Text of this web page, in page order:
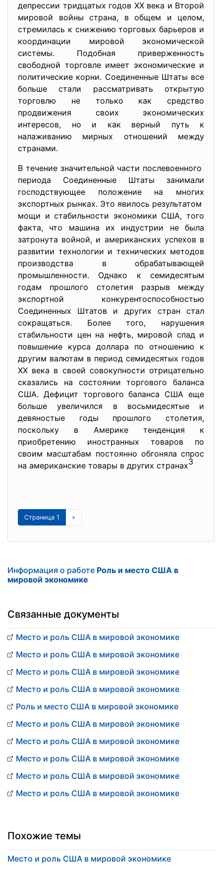
депрессии тридцатых годов XX века и Второй
мировой войны страна, в общем и целом,
стремилась к снижению торговых барьеров и
координации мировой экономической
системы. Подобная приверженность
свободной торговле имеет экономические и
политические корни. Соединенные Штаты все
больше стали рассматривать открытую
торговлю не только как средство
продвижения своих экономических
интересов, но и как верный путь к
налаживанию мирных отношений между
странами.
В течение значительной части послевоенного
периода Соединенные Штаты занимали
господствующее положение на многих
экспортных рынках. Это явилось результатом
мощи и стабильности экономики США, того
факта, что машина их индустрии не была
затронута войной, и американских успехов в
развитии технологии и технических методов
производства в обрабатывающей
промышленности. Однако к семидесятым
годам прошлого столетия разрыв между
экспортной конкурентоспособностью
Соединенных Штатов и других стран стал
сокращаться. Более того, нарушения
стабильности цен на нефть, мировой спад и
повышение курса доллара по отношению к
другим валютам в период семидесятых годов
XX века в своей совокупности отрицательно
сказались на состоянии торгового баланса
США. Дефицит торгового баланса США еще
больше увеличился в восьмидесятые и
девяностые годы прошлого столетия,
поскольку в Америке тенденция к
приобретению иностранных товаров по
своим масштабам постоянно обгоняла спрос
на американские товары в других странах3
Страница 1 »
Информация о работе Роль и место США в
мировой экономике
Связанные документы
Место и роль США в мировой экономике
Место и роль США в мировой экономике
Место и роль США в мировой экономике
Место и роль США в мировой экономике
Роль и место США в мировой экономике
Место и роль США в мировой экономике
Место и роль США в мировой экономике
Место и роль США в мировой экономике
Место и роль США в мировой экономике
Место и роль США в мировой экономике
Похожие темы
Место и роль США в мировой экономике